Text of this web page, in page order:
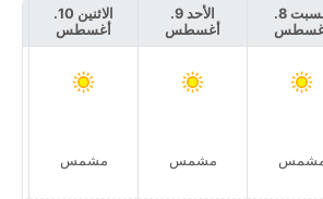
السبت 8.
الأحد 9.
أغسطس
مشمس
الاثنين 10.
أغسطس
مشمس